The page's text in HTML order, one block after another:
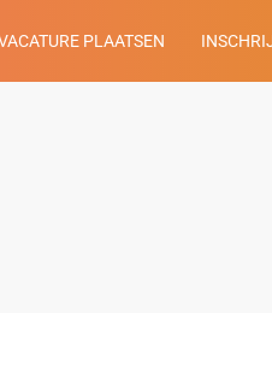
PLAATSEN